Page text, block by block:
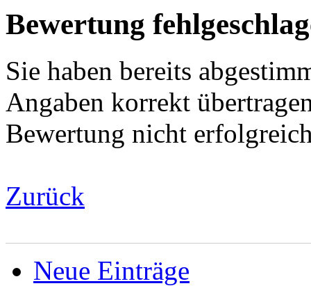
Bewertung
Sie haben bereits
Angaben korrekt
Bewertung nicht
Zurück
Neue Einträge